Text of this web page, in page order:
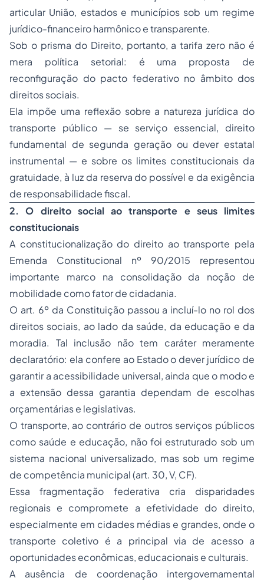
articular União, estados e municípios sob um regime
jurídico-financeiro harmônico e transparente.
Sob o prisma do Direito, portanto, a tarifa zero não é
mera política setorial: é uma proposta de
reconfiguração do pacto federativo no âmbito dos
direitos sociais.
Ela impõe uma reflexão sobre a natureza jurídica do
transporte público — se serviço essencial, direito
fundamental de segunda geração ou dever estatal
instrumental — e sobre os limites constitucionais da
gratuidade, à luz da reserva do possível e da exigência
de responsabilidade fiscal.
2. O direito social ao transporte e seus limites
constitucionais
A constitucionalização do direito ao transporte pela
Emenda Constitucional nº 90/2015 representou
importante marco na consolidação da noção de
mobilidade como fator de cidadania.
O art. 6º da Constituição passou a incluí-lo no rol dos
direitos sociais, ao lado da saúde, da educação e da
moradia. Tal inclusão não tem caráter meramente
declaratório: ela confere ao Estado o dever jurídico de
garantir a acessibilidade universal, ainda que o modo e
a extensão dessa garantia dependam de escolhas
orçamentárias e legislativas.
O transporte, ao contrário de outros serviços públicos
como saúde e educação, não foi estruturado sob um
sistema nacional universalizado, mas sob um regime
de competência municipal (art. 30, V, CF).
Essa fragmentação federativa cria disparidades
regionais e compromete a efetividade do direito,
especialmente em cidades médias e grandes, onde o
transporte coletivo é a principal via de acesso a
oportunidades econômicas, educacionais e culturais.
A ausência de coordenação intergovernamental